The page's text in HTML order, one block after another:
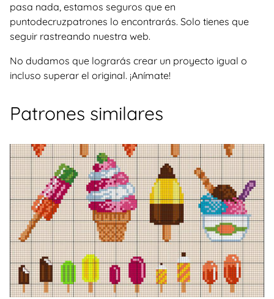
pasa nada, estamos seguros que en
puntodecruzpatrones lo encontrarás. Solo tienes que
seguir rastreando nuestra web.
No dudamos que lograrás crear un proyecto igual o
incluso superar el original. ¡Anímate!
Patrones similares